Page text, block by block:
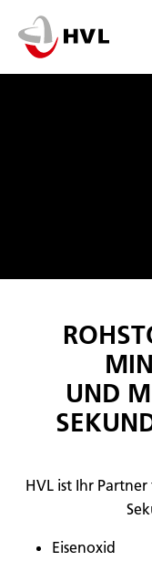
main
UND
HVL ist Ihr
Eisenoxid